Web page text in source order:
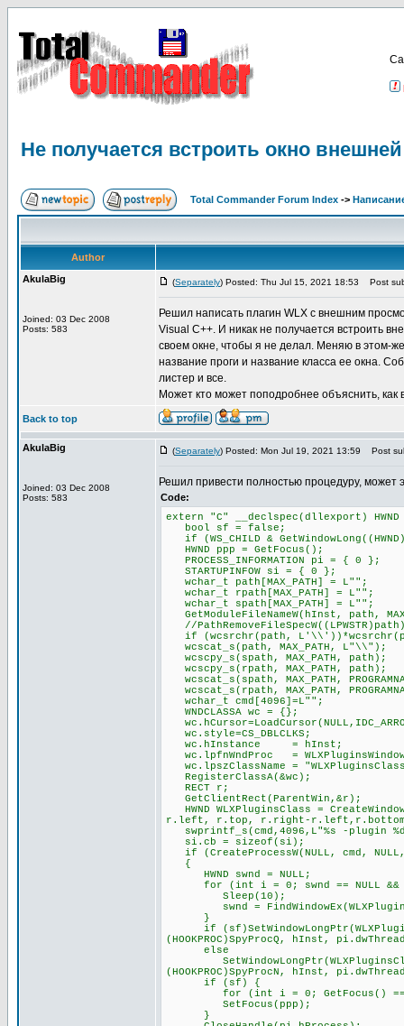
Не получается встроить окно
Total Commander Forum Index ->
Author
AkulaBig
Joined: 03 Dec 2008
Posts: 583
(Separately) Posted: Thu Jul 15, 2021 18:53 Post
Решил написать плагин WLX с внешним
Visual C++. И никак не получается встроить
своем окне, чтобы я не делал. Меняю в этом-
название проги и название класса ее окна.
листер и все.
Может кто может поподробнее объяснить, как
Back to top
AkulaBig
Joined: 03 Dec 2008
Posts: 583
(Separately) Posted: Mon Jul 19, 2021 13:59 Post
Решил привести полностью процедуру, может
Code:
extern "C" __declspec(dllexport)
bool sf = false;
if (WS_CHILD &
HWND ppp = GetFocus();
PROCESS_INFORMATION pi = { 0 };
STARTUPINFOW si = { 0 };
wchar_t path[MAX_PATH] = L"";
wchar_t rpath[MAX_PATH] = L"";
wchar_t spath[MAX_PATH] = L"";
GetModuleFileNameW(hInst, path,
//
if (wcsrchr(path,
wcscat_s(path, MAX_PATH, L"\\");
wcscpy_s(spath, MAX_PATH, path);
wcscpy_s(rpath, MAX_PATH, path);
wcscat_s(spath, MAX_PATH,
wcscat_s(rpath, MAX_PATH,
wchar_t cmd[4096]=L"";
WNDCLASSA wc = {};
wc.style=CS_DBLCLKS;
wc.hInstance = hInst;
wc.lpfnWndProc =
wc.lpszClassName =
RegisterClassA(&wc);
RECT r;
GetClientRect(ParentWin,&r);
HWND WLXPluginsClass =
r.left, r.top, r.right-r.left,r.bottom-
swprintf_s(cmd,4096,L"%s -plugin
si.cb = sizeof(si);
if (CreateProcessW(NULL, cmd,
{
HWND swnd = NULL;
for (int i = 0; swnd == NULL &&
Sleep(10);
swnd =
}
if
(HOOKPROC)SpyProcQ, hInst,
else
SetWindowLongPtr(WLXPluginsClass,
(HOOKPROC)SpyProcN, hInst,
if (sf) {
for (int i = 0; GetFocus() ==
SetFocus(ppp);
}